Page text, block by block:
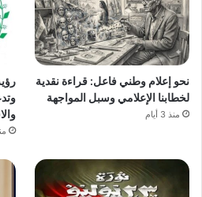
نحو إعلام وطني فاعل: قراءة نقدية
لخطابنا الإعلامي وسبل المواجهة
منذ 3 أيام